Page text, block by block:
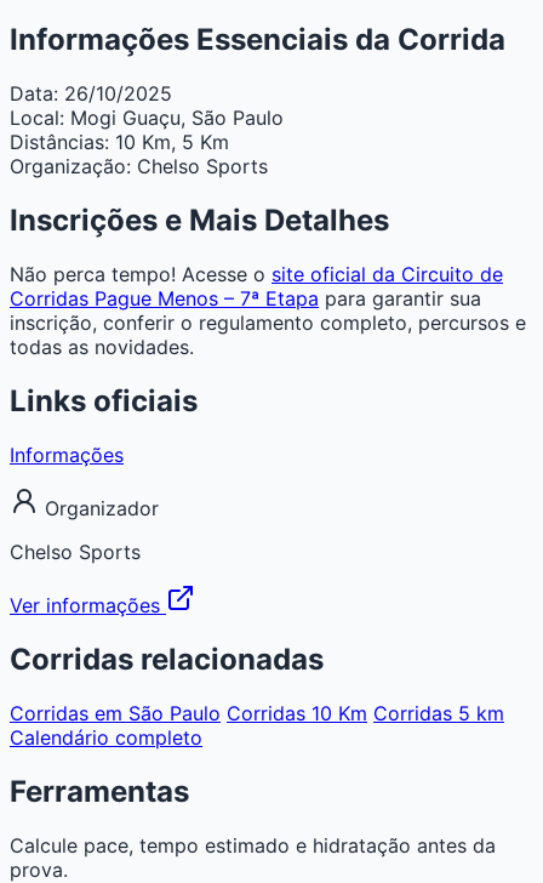
Informações Essenciais da Corrida
Data: 26/10/2025
Local: Mogi Guaçu, São Paulo
Distâncias: 10 Km, 5 Km
Organização: Chelso Sports
Inscrições e Mais Detalhes
Não perca tempo! Acesse o site oficial da Circuito de
Corridas Pague Menos – 7ª Etapa para garantir sua
inscrição, conferir o regulamento completo, percursos e
todas as novidades.
Links oficiais
Informações
Organizador
Chelso Sports
Ver informações
Corridas relacionadas
Corridas em São Paulo Corridas 10 Km Corridas 5 km
Calendário completo
Ferramentas
Calcule pace, tempo estimado e hidratação antes da
prova.